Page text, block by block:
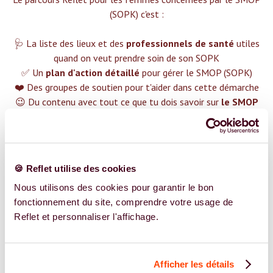
🍪 Reflet utilise des cookies
Nous utilisons des cookies pour garantir le bon
fonctionnement du site, comprendre votre usage de
Reflet et personnaliser l'affichage.
Afficher les détails
(SOPK) c'est :‍
🩺 La liste des lieux et des professionnels de santé utiles
quand on veut prendre soin de son SOPK
✅ Un plan d'action détaillé pour gérer le SMOP (SOPK)
❤️ Des groupes de soutien pour t'aider dans cette démarche
😉 Du contenu avec tout ce que tu dois savoir sur le SMOP
TROUVER UN SPÉCIALISTE
Plus de 400 femmes déjà accompagnées !